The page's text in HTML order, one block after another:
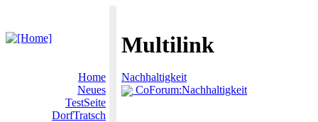
Multilink
Home
Neues
TestSeite
DorfTratsch
Nachhaltigkeit
CoForum:Nachhaltigkeit